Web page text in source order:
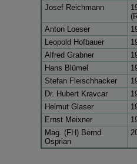
Josef Reichmann
Anton Loeser
Leopold Hofbauer
Alfred Grabner
Hans Blümel
Stefan Fleischhacker
Dr. Hubert Kravcar
Helmut Glaser
Ernst Meixner
Mag. (FH) Bernd
Osprian